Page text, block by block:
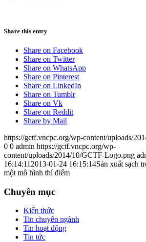
Share this entry
Share on Facebook
Share on Twitter
Share on WhatsApp
Share on Pinterest
Share on LinkedIn
Share on Tumblr
Share on Vk
Share on Reddit
Share by Mail
https://gctf.vncpc.org/wp-content/uploads/
0 0 admin https://gctf.vncpc.org/wp-
content/uploads/2014/10/GCTF-Logo.png
16:14:11 2013-01-24 16:15:14Sản xuất sạch
một mô hình thí điểm
Chuyên mục
Kiến thức
Tin chuyên ngành
Tin hoạt động
Tin tức